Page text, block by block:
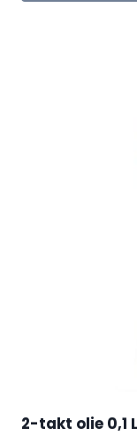
2-takt olie 0,1 L